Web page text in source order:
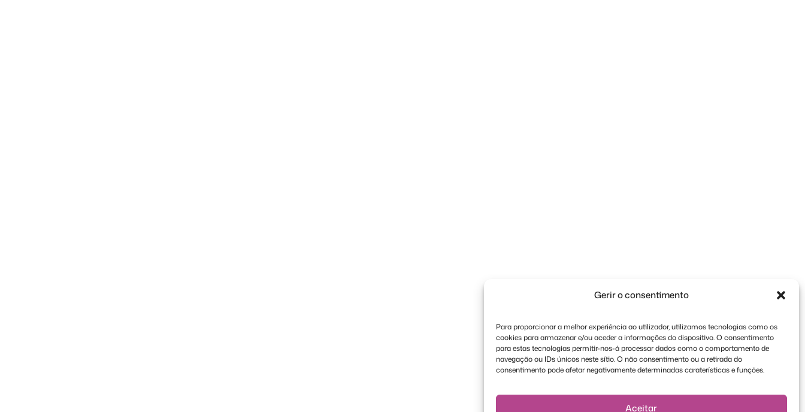
Gerir o consentimento
Para proporcionar a melhor experiência ao utilizador, utilizamos tecnologias como os
cookies para armazenar e/ou aceder a informações do dispositivo. O consentimento
para estas tecnologias permitir-nos-á processar dados como o comportamento de
navegação ou IDs únicos neste sítio. O não consentimento ou a retirada do
consentimento pode afetar negativamente determinadas caraterísticas e funções.
Aceitar